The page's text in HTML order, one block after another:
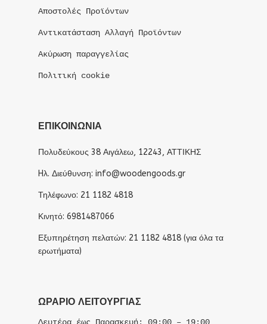
Αποστολές Προϊόντων
Αντικατάσταση Αλλαγή Προϊόντων
Ακύρωση παραγγελίας
Πολιτική cookie
ΕΠΙΚΟΙΝΩΝΙΑ
Πολυδεύκους 38 Αιγάλεω, 12243, ΑΤΤΙΚΗΣ
Hλ. Διεύθυνση: info@woodengoods.gr
Τηλέφωνο: 21 1182 4818
Κινητό: 6981487066
Εξυπηρέτηση πελατών: 21 1182 4818 (για όλα τα
ερωτήματα)
ΩΡΆΡΙΟ ΛΕΙΤΟΥΡΓΊΑΣ
Δευτέρα έως Παρασκευή: 09:00 – 19:00